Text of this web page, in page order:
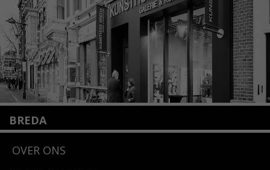
Lees meer
BREDA
4818 SB Breda
OVER ONS